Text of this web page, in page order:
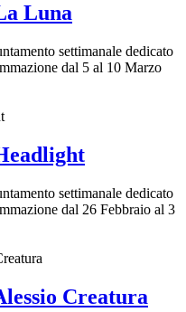
Luna
settimanale dedicato
dal 5 al 10 Marzo
settimanale dedicato
dal 26 Febbraio al 3
Creatura